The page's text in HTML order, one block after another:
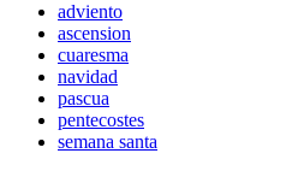
adviento
ascension
cuaresma
navidad
pascua
pentecostes
semana santa